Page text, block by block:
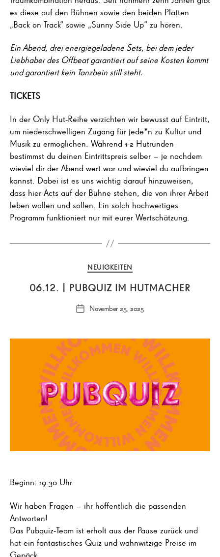
es diese auf den Bühnen sowie den beiden Platten
„Back on Track“ sowie „Sunny Side Up“ zu hören.
Ein Abend, drei energiegeladene Sets, bei dem jeder
Liebhaber des Offbeat garantiert auf seine Kosten kommt
und garantiert kein Tanzbein still steht.
TICKETS
In der Only Hut-Reihe verzichten wir bewusst auf Eintritt,
um niederschwelligen Zugang für jede*n zu Kultur und
Musik zu ermöglichen. Während 1-2 Hutrunden
bestimmst du deinen Eintrittspreis selber – je nachdem
wieviel dir der Abend wert war und wieviel du aufbringen
kannst. Dabei ist es uns wichtig darauf hinzuweisen,
dass hier Acts auf der Bühne stehen, die von ihrer Arbeit
leben wollen und sollen. Ein solch hochwertiges
Programm funktioniert nur mit eurer Wertschätzung.
Kategorien
NEUIGKEITEN
06.12. | PUBQUIZ IM HUTMACHER
Veröffentlichungsdatum
November 25, 2025
Beginn: 19.30 Uhr
Wir haben Fragen – ihr hoffentlich die passenden
Antworten!
Das Pubquiz-Team ist erholt aus der Pause zurück und
hat ein fantastisches Quiz und wahnwitzige Preise im
Gepäck.